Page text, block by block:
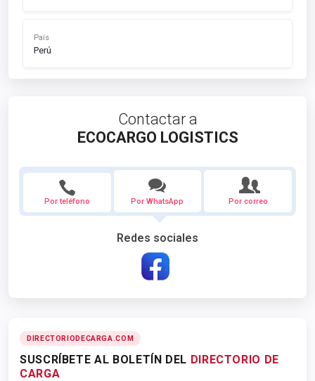
País
Perú
Contactar a
ECOCARGO LOGISTICS
Por teléfono Por WhatsApp Por correo
Redes sociales
DIRECTORIODECARGA.COM
SUSCRÍBETE AL BOLETÍN DEL DIRECTORIO DE
CARGA